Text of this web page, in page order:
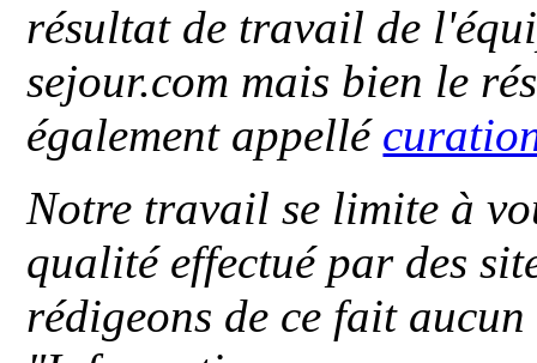
résultat de travail de
sejour.com mais bien le
également appellé
Notre travail se limite à
qualité effectué par des
rédigeons de ce fait